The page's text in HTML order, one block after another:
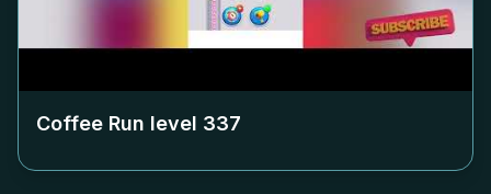
Coffee Run level 337